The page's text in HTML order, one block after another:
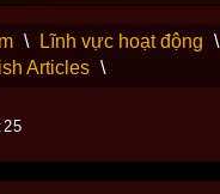
\ Lĩnh vực hoạt động \
Articles \